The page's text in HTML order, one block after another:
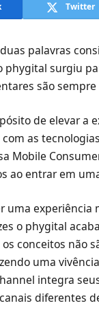
Twitter
duas palavras
phygital surgiu
são sempre
de elevar a
as
Mobile
ao entrar em
uma
o phygital
os conceitos não
uma
integra
diferentes